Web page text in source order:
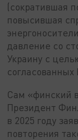
(сократившая
повысившая
давление со
Украину с
Сам «финский
Президент
в 2025 году
повторения